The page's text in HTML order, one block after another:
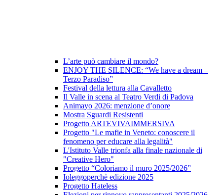
L’arte può cambiare il mondo?
ENJOY THE SILENCE: “We have a dream –
Terzo Paradiso”
Festival della lettura alla Cavalletto
Il Valle in scena al Teatro Verdi di Padova
Animayo 2026: menzione d’onore
Mostra Sguardi Resistenti
Progetto ARTEVIVAIMMERSIVA
Progetto "Le mafie in Veneto: conoscere il
fenomeno per educare alla legalità"
L'Istituto Valle trionfa alla finale nazionale di
"Creative Hero"
Progetto “Coloriamo il muro 2025/2026”
Ioleggoperchè edizione 2025
Progetto Hateless